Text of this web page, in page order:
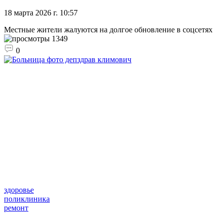
18 марта 2026 г. 10:57
Местные жители жалуются на долгое обновление в соцсетях
1349
0
здоровье
поликлиника
ремонт